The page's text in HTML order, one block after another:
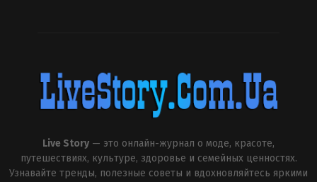
Live Story — это онлайн-журнал о моде, красоте,
путешествиях, культуре, здоровье и семейных ценностях.
Узнавайте тренды, полезные советы и вдохновляйтесь яркими